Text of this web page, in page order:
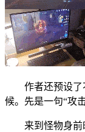
作者还预设了
候。先是一句“攻
来到怪物身前